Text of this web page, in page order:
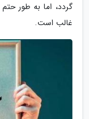
گردد، اما به طور
غالب است.